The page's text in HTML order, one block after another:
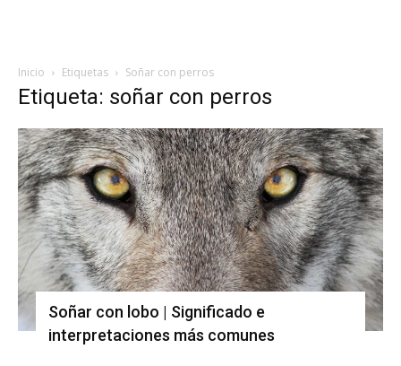
Inicio Etiquetas Soñar con perros
Etiqueta: soñar con perros
Soñar con lobo | Significado e
interpretaciones más comunes